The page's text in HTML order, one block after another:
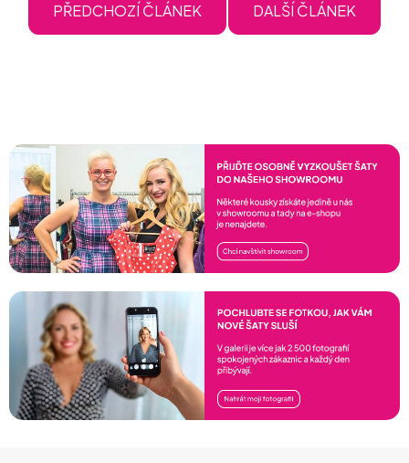
PŘEDCHOZÍ ČLÁNEK DALŠÍ ČLÁNEK